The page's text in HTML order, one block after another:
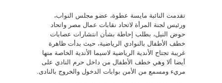
تقدمت النائبة مايسة عطوة، عضو مجلس النواب،
ورئيس لجنة المرأة لاتحاد نقابات عمال مصر واتحاد
حوض النيل، بطلب إحاطة بشأن انتشارات عصابات
خطف الأطفال بالنوادي الرياضية، حيث بدأت ظاهرة
غريبة تجتاح الأندية الرياضية لاسيما الأندية الخاصة منها
أيضا ألا وهي خطف الأطفال من داخل حرم النادي على
مريء ومسمع من الأمن بوابات الدخول والخروج بالنادى.